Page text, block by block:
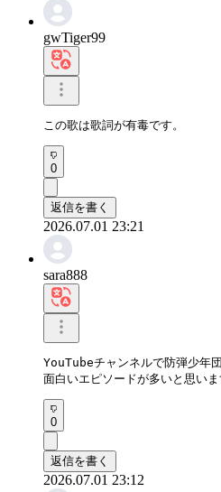
gwTiger99
この歌は歌詞が有毒です。
0
返信を書く
2026.07.01 23:21
sara888
YouTubeチャンネルで防弾少年
面白いエピソードが多いと思いま
0
返信を書く
2026.07.01 23:12